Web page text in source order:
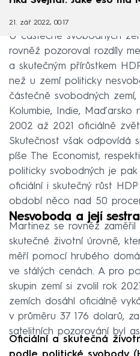
21. zář 2022, 00:17
U částečně svobodných
rovněž pozoroval rozdíly
a skutečným přírůstkem
než u zemí politicky
částečně svobodných
Kolumbie, Indie, Maďarsko
2002 až 2021 oficiálně
Skutečnost však odpovídá
píše The Economist,
politicky svobodných je pak
oficiální i skutečný růst
období něco nad 50
Nesvoboda a její
Martinez se rovněž
skutečné životní úrovně,
měří pomocí hrubého
ve stálých cenách. A pro
skupin zemí si zvolil rok
zemích dosáhl oficiálně
v průměru 37 176 dolarů,
satelitních pozorování byl
Oficiální a skutečná